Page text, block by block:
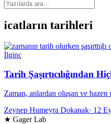
icatların tarihleri
İlginç
Tarih Şaşırtıcılığından
Zaman, anlardan oluşan ve
Zeynep Humeyra Dokanak· 12
★ Gager Lab